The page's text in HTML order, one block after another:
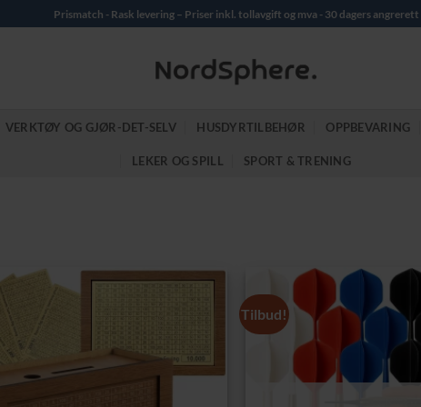
Prismatch - Rask levering – Priser inkl. tollavgift og mva - 30 dagers angrerett
VERKTØY OG GJØR-DET-SELV HUSDYRTILBEHØR OPPBEVARING
LEKER OG SPILL SPORT & TRENING
Tilbud!